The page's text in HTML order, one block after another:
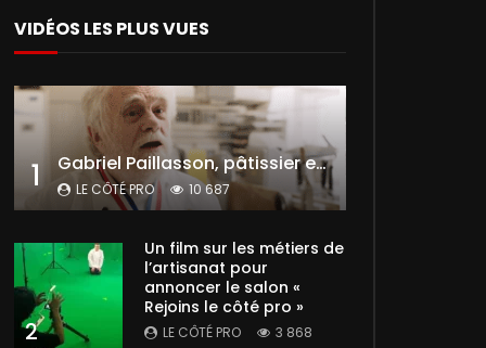
VIDÉOS LES PLUS VUES
1 Gabriel Paillasson, pâtissier et glacier
LE CÔTÉ PRO 10 687
2
Un film sur les métiers de
l’artisanat pour
annoncer le salon «
Rejoins le côté pro »
LE CÔTÉ PRO 3 868